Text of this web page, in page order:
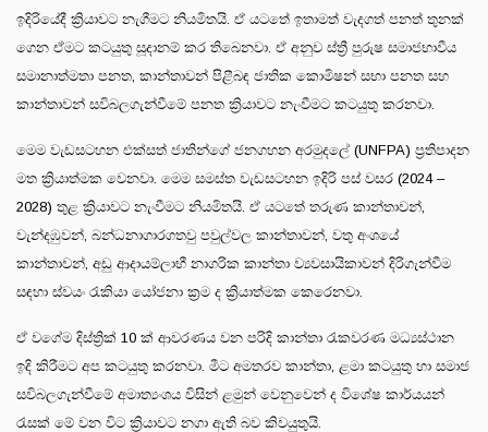
ඉදිරියේදී ක්‍රියාවට නැගීමට නියමිතයි. ඒ යටතේ ඉතාමත් වැදගත් පනත් තුනක්
ගෙන ඒමට කටයුතු සූදානම් කර තිබෙනවා. ඒ අනුව ස්ත්‍රී පුරුෂ සමාජභාවීය
සමානාත්මතා පනත, කාන්තාවන් පිළීබඳ ජාතික කොමිෂන් සභා පනත සහ
කාන්තාවන් සවිබලගැන්වීමේ පනත ක්‍රියාවට නැංවීමට කටයුතු කරනවා.
මෙම වැඩසටහන එක්සත් ජාතින්ගේ ජනගහන අරමුදලේ (UNFPA) ප්‍රතිපාදන
මත ක්‍රියාත්මක වෙනවා. මෙම සමස්ත වැඩසටහන ඉදිරි පස් වසර (2024 –
2028) තුළ ක්‍රියාවට නැංවීමට නියමිතයි. ඒ යටතේ තරුණ කාන්තාවන්,
වැන්දඹුවන්, බන්ධනාගාරගතවු පවුල්වල කාන්තාවන්, වතු අංශයේ
කාන්තාවන්, අඩු ආදායම්ලාභී නාගරික කාන්තා ව්‍යවසායිකාවන් දිරිගැන්වීම
සඳහා ස්වයං රැකියා යෝජනා ක්‍රම ද ක්‍රියාත්මක කෙරෙනවා.
ඒ වගේම දිස්ත්‍රික් 10 ක් ආවරණය වන පරිදි කාන්තා රැකවරණ මධ්‍යස්ථාන
ඉදි කිරීමට අප කටයුතු කරනවා. මීට අමතරව කාන්තා, ළමා කටයුතු හා සමාජ
සවිබලගැන්වීමේ අමාත්‍යංශය විසින් ළමුන් වෙනුවෙන් ද විශේෂ කාර්යයන්
රැසක් මේ වන විට ක්‍රියාවට නගා ඇති බව කිවයුතුයි.